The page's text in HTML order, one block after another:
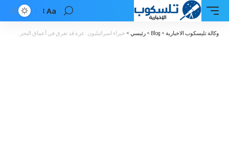
Font
Resizer
Aa
وكالة تليسكوب الاخبارية >
Blog
> رئيسي > خبراء اسرائيليون : غزة قد تغرق في أعماق البحر ..